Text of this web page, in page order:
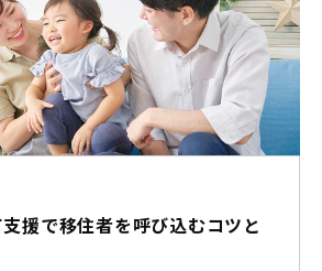
援で移住者を呼び込むコツと